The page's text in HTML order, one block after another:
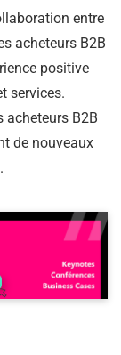
entre
acheteurs B2B
positive
services.
acheteurs B2B
de nouveaux